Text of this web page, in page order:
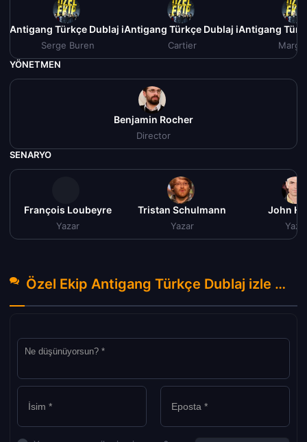
Antigang Türkçe Dublaj izle (2015)
Serge Buren
Özel Ekip Antigang Türkçe Dublaj izle (2015)
Cartier
Özel Ekip Antigang
YÖNETMEN
Benjamin Rocher
Director
SENARYO
François Loubeyre
Yazar
Tristan Schulmann
Yazar
John
Özel Ekip Antigang Türkçe Dublaj izle (2015) Hakkında Yorumlar